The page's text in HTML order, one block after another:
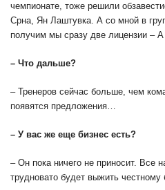
чемпионате, тоже решили
Срна, Ян Лаштувка. А со мной в
получим мы сразу две лицензии –
– Что дальше?
– Тренеров сейчас больше, чем
появятся предложения…
– У вас же еще бизнес есть?
– Он пока ничего не приносит. Все
трудновато будет выжить